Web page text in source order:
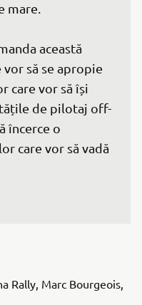
mare.
această
să se apropie
care vor să își
de pilotaj off-
încerce o
care vor să vadă
Rally, Marc Bourgeois,